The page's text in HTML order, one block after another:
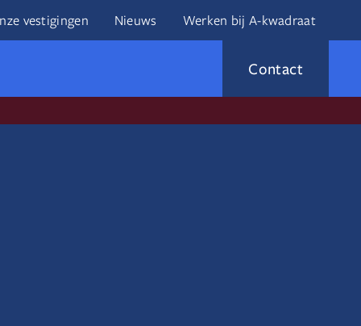
vestigingen Nieuws Werken bij A-kwadraat
Contact